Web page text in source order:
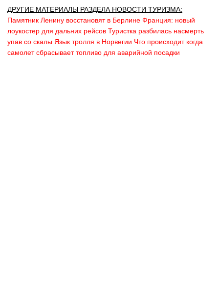
ДРУГИЕ МАТЕРИАЛЫ РАЗДЕЛА НОВОСТИ ТУРИЗМА:
Памятник Ленину восстановят в Берлине Франция: новый
лоукостер для дальних рейсов Туристка разбилась насмерть
упав со скалы Язык тролля в Норвегии Что происходит когда
самолет сбрасывает топливо для аварийной посадки